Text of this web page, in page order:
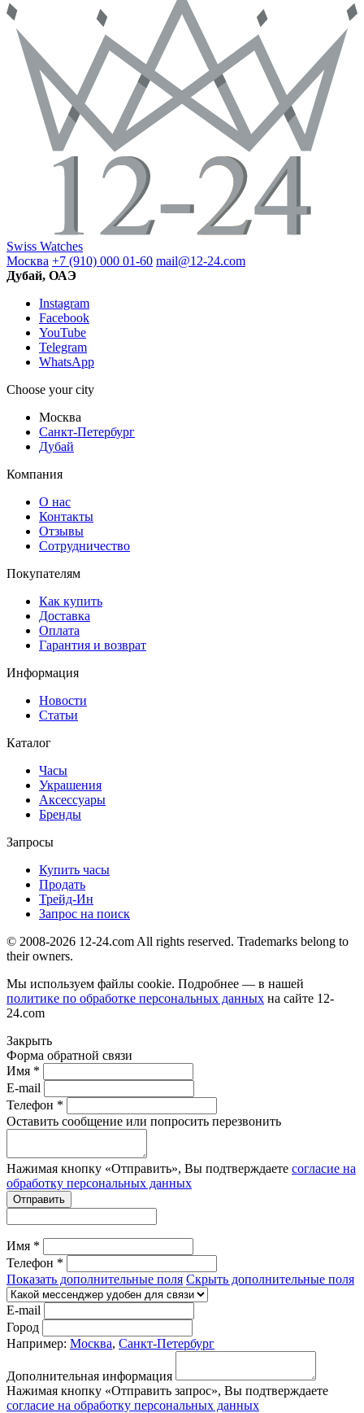
Swiss Watches
Москва +7 (910) 000 01-60 mail@12-24.com
Дубай, ОАЭ
Instagram
Facebook
YouTube
Telegram
WhatsApp
Choose your city
Москва
Санкт-Петербург
Дубай
Компания
О нас
Контакты
Отзывы
Сотрудничество
Покупателям
Как купить
Доставка
Оплата
Гарантия и возврат
Информация
Новости
Статьи
Каталог
Часы
Украшения
Аксессуары
Бренды
Запросы
Купить часы
Продать
Трейд-Ин
Запрос на поиск
© 2008-2026 12-24.com All rights reserved. Trademarks belong to
their owners.
Мы используем файлы cookie. Подробнее — в нашей
политике по обработке персональных данных на сайте 12-
24.com
Закрыть
Форма обратной связи
Имя *
E-mail
Телефон *
Оставить сообщение или попросить перезвонить
Нажимая кнопку «Отправить», Вы подтверждаете согласие на
обработку персональных данных
Отправить
Имя *
Телефон *
Показать дополнительные поля Скрыть дополнительные поля
E-mail
Город
Например: Москва, Санкт-Петербург
Дополнительная информация
Нажимая кнопку «Отправить запрос», Вы подтверждаете
согласие на обработку персональных данных